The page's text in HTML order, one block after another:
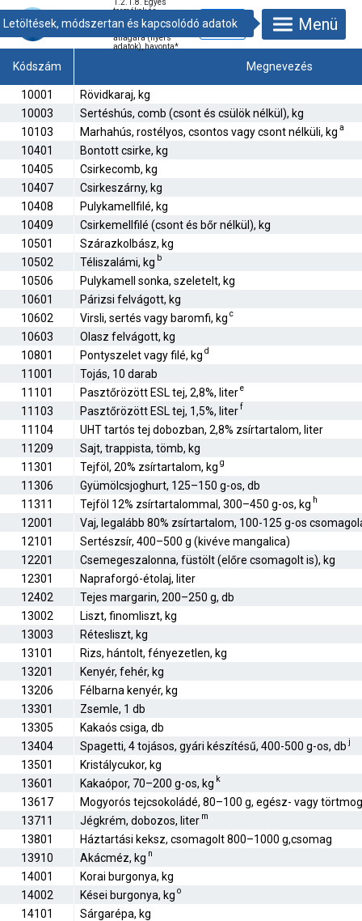
1.2.1.8. Egyes
termékek és
szolgáltatások
fogyasztói
átlagára (nyers
adatok), havonta*
Menü
Kódszám Megnevezés
10001
Rövidkaraj, kg
10003
Sertéshús, comb (csont és csülök nélkül), kg
10103
Marhahús, rostélyos, csontos vagy csont nélküli, kg a
10401
Bontott csirke, kg
10405
Csirkecomb, kg
10407
Csirkeszárny, kg
10408
Pulykamellfilé, kg
10409
Csirkemellfilé (csont és bőr nélkül), kg
10501
Szárazkolbász, kg
10502
Téliszalámi, kg b
10506
Pulykamell sonka, szeletelt, kg
10601
Párizsi felvágott, kg
10602
Virsli, sertés vagy baromfi, kg c
10603
Olasz felvágott, kg
10801
Pontyszelet vagy filé, kg d
11001
Tojás, 10 darab
11101
Pasztőrözött ESL tej, 2,8%, litere
11103 Pasztőrözött ESL tej, 1,5%, literf
11104
UHT tartós tej dobozban, 2,8% zsírtartalom, liter
11209
Sajt, trappista, tömb, kg
11301
Tejföl, 20% zsírtartalom, kg g
11306
Gyümölcsjoghurt, 125–150 g-os, db
11311
Tejföl 12% zsírtartalommal, 300–450 g-os, kg h
12001
Vaj, legalább 80% zsírtartalom, 100-125 g-os
12101
Sertészsír, 400–500 g (kivéve mangalica)
12201
Csemegeszalonna, füstölt (előre csomagolt is), kg
12301
Napraforgó-étolaj, liter
12402
Tejes margarin, 200–250 g, db
13002
Liszt, finomliszt, kg
13003
Rétesliszt, kg
13101
Rizs, hántolt, fényezetlen, kg
13201
Kenyér, fehér, kg
13206
Félbarna kenyér, kg
13301
Zsemle, 1 db
13305
Kakaós csiga, db
13404
Spagetti, 4 tojásos, gyári készítésű, 400-500 g-os, db j
13501
Kristálycukor, kg
13601
Kakaópor, 70–200 g-os, kg k
13617
Mogyorós tejcsokoládé, 80–100 g, egész- vagy
13711
Jégkrém, dobozos, liter m
13801
Háztartási keksz, csomagolt 800–1000 g,csomag
13910
Akácméz, kg n
14001
Korai burgonya, kg
14002
Kései burgonya, kg o
14101
Sárgarépa, kg